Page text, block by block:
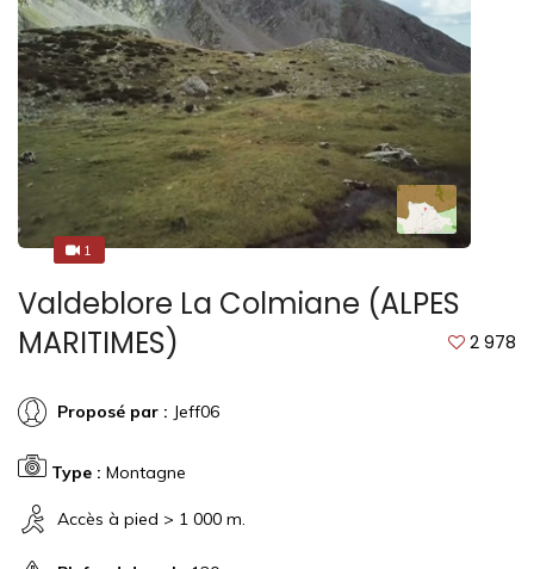
11
Valdeblore La Colmiane (ALPES
MARITIMES)
2 978
Proposé par : Jeff06
Type : Montagne
Accès à pied > 1 000 m.